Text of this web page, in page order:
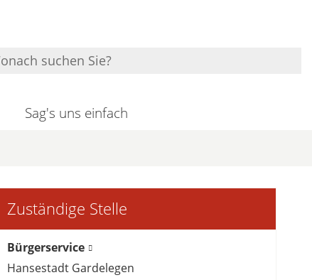
Sag's uns einfach
Zuständige Stelle
Bürgerservice
Hansestadt Gardelegen